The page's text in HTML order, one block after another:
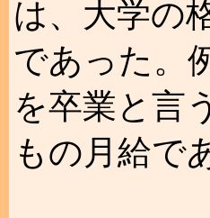
は、大学の
であった。
を卒業と言
もの月給で